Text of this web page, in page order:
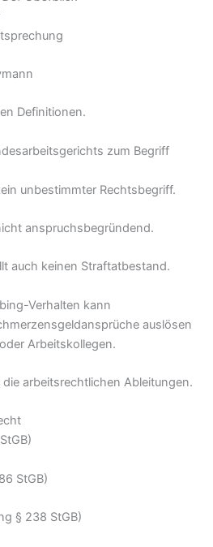
Definitionen.
zum Begriff
unbestimmter Rechtsbegriff.
anspruchsbegründend.
auch keinen Straftatbestand.
Verhalten kann
auslösen
Arbeitskollegen.
arbeitsrechtlichen Ableitungen.
StGB)
§ 238 StGB)